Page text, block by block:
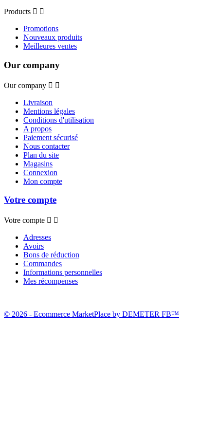
Products  
Promotions
Nouveaux produits
Meilleures ventes
Our company
Our company  
Livraison
Mentions légales
Conditions d'utilisation
A propos
Paiement sécurisé
Nous contacter
Plan du site
Magasins
Connexion
Mon compte
Votre compte
Votre compte  
Adresses
Avoirs
Bons de réduction
Commandes
Informations personnelles
Mes récompenses
© 2026 - Ecommerce MarketPlace by DEMETER FB™